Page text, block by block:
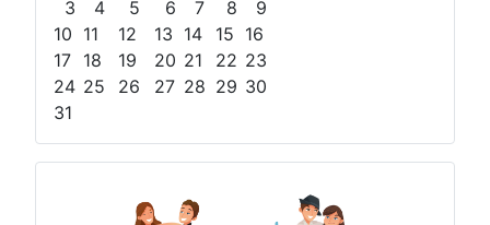
3
4 5 6 7 8
9
10 11 12 13 14 15 16
17 18 19 20 21 22 23
24 25 26 27 28 29 30
31